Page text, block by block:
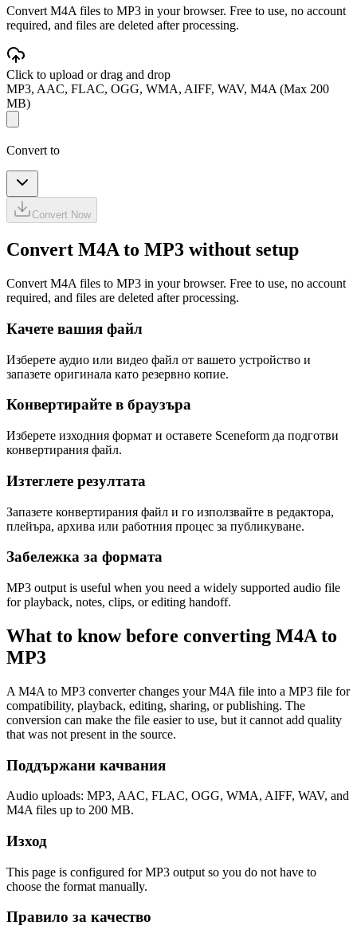
Convert M4A files to MP3 in your browser. Free to use, no account
required, and files are deleted after processing.
Click to upload or drag and drop
MP3, AAC, FLAC, OGG, WMA, AIFF, WAV, M4A (Max 200
MB)
Convert to
Convert Now
Convert M4A to MP3 without setup
Convert M4A files to MP3 in your browser. Free to use, no account
required, and files are deleted after processing.
Качете вашия файл
Изберете аудио или видео файл от вашето устройство и
запазете оригинала като резервно копие.
Конвертирайте в браузъра
Изберете изходния формат и оставете Sceneform да подготви
конвертирания файл.
Изтеглете резултата
Запазете конвертирания файл и го използвайте в редактора,
плейъра, архива или работния процес за публикуване.
Забележка за формата
MP3 output is useful when you need a widely supported audio file
for playback, notes, clips, or editing handoff.
What to know before converting M4A to
MP3
A M4A to MP3 converter changes your M4A file into a MP3 file for
compatibility, playback, editing, sharing, or publishing. The
conversion can make the file easier to use, but it cannot add quality
that was not present in the source.
Поддържани качвания
Audio uploads: MP3, AAC, FLAC, OGG, WMA, AIFF, WAV, and
M4A files up to 200 MB.
Изход
This page is configured for MP3 output so you do not have to
choose the format manually.
Правило за качество